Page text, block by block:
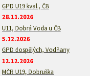
GPD U19 kval., ČB
28.11.2026
U11, Dobrá Voda u ČB
5.12.2026
GPD dospělých, Vodňany
12.12.2026
MČR U19, Dobruška